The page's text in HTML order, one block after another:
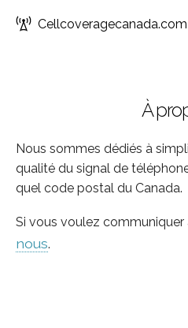
Cellcoveragecanada.com
À
Nous sommes dédiés à
qualité du signal de
quel code postal du Canada.
Si vous voulez communiquer
nous.